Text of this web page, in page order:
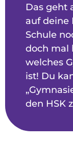
Das geht
auf deine
Schule
doch mal
welches
ist! Du
den HSK